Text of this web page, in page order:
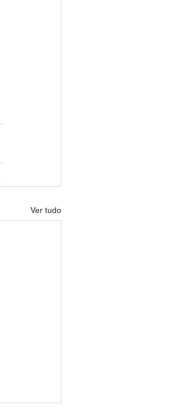
Ver tudo